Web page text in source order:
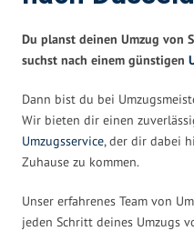
Du planst deinen Umzug von
suchst nach einem günstigen
Dann bist du bei
Wir bieten dir einen
Umzugsservice, der dir dabei
Zuhause zu kommen.
Unser erfahrenes Team von
jeden Schritt deines Umzugs